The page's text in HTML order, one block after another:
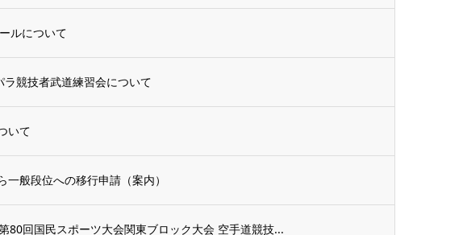
ルについて
競技者武道練習会について
いて
般段位への移行申請（案内）
80回国民スポーツ大会関東ブロック大会 空手道競技...